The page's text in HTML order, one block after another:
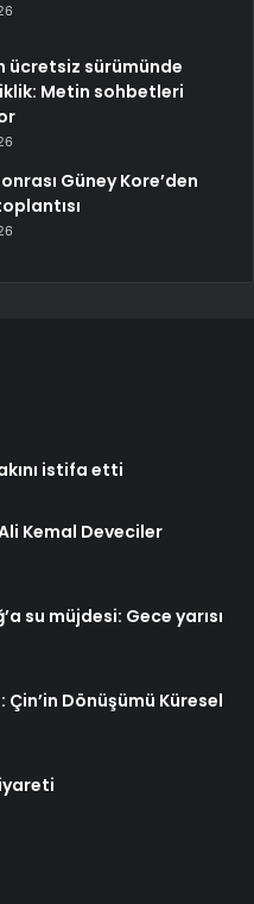
ücretsiz sürümünde
Metin sohbetleri
Güney Kore’den
istifa etti
Kemal Deveciler
su müjdesi: Gece yarısı
Dönüşümü Küresel